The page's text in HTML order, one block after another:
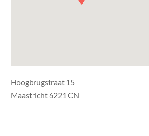
Hoogbrugstraat 15
Maastricht 6221 CN